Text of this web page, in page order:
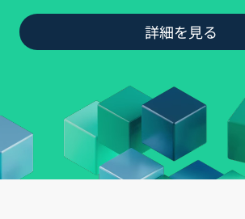
詳細を見る